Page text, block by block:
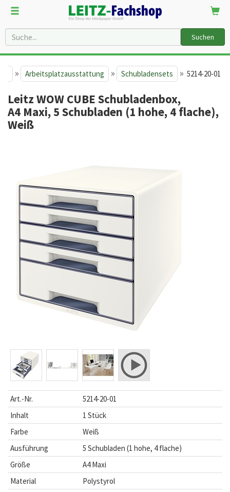
Suchen
» Arbeitsplatzausstattung » Schubladensets » 5214-20-01
Leitz WOW CUBE Schubladenbox,
A4 Maxi, 5 Schubladen (1 hohe, 4 flache),
Weiß
Art.-Nr.
5214-20-01
Inhalt
1 Stück
Farbe
Weiß
Ausführung
5 Schubladen (1 hohe, 4 flache)
Größe
A4 Maxi
Material
Polystyrol